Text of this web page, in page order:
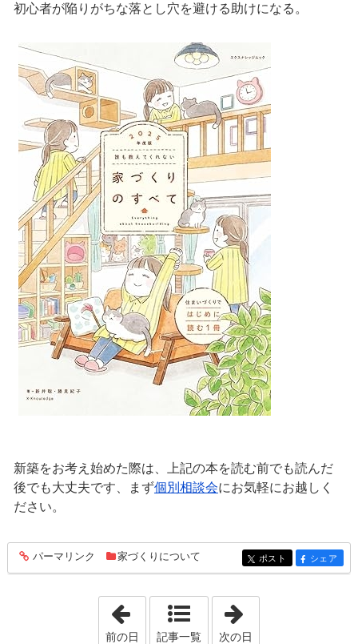
初心者が陥りがちな落とし穴を避ける助けになる。
新築をお考え始めた際は、上記の本を読む前でも読んだ
後でも大丈夫です、まず個別相談会にお気軽にお越しく
ださい。
entry284
パーマリンク 家づくりについて entry284
ポスト entry284
シェア
「2025年10月10日」
前の日 記事一覧 次の日